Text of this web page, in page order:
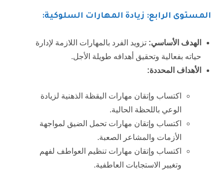
المستوى الرابع: زيادة المهارات السلوكية:
الهدف الأساسي: تزويد الفرد بالمهارات اللازمة لإدارة
حياته بفعالية وتحقيق أهدافه طويلة الأجل.
الأهداف المحددة:
اكتساب وإتقان مهارات اليقظة الذهنية لزيادة
الوعي باللحظة الحالية.
اكتساب وإتقان مهارات تحمل الضيق لمواجهة
الأزمات والمشاعر الصعبة.
اكتساب وإتقان مهارات تنظيم العواطف لفهم
وتغيير الاستجابات العاطفية.